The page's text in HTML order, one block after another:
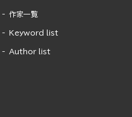
作家一覧
Keyword list
Author list